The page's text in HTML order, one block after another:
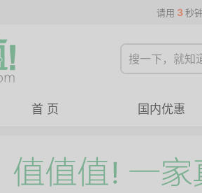
请用 3 秒
首 页 国内优惠